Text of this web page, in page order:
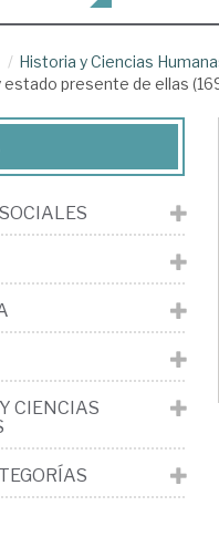
Historia y Ciencias
estado presente de ellas
CIENCIAS